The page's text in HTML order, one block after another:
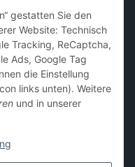
&
Premium Sleeves,Toploader
/ Binder / Pocket Pages
gestatten Sie den
Website: Technisch
Tracking, ReCaptcha,
Ads, Google Tag
die Einstellung
links unten). Weitere
und in unserer